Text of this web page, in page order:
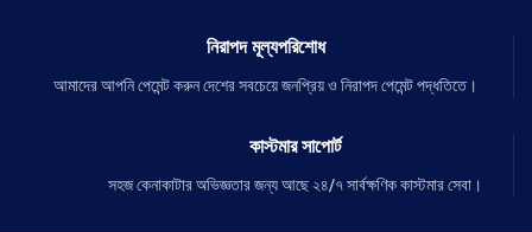
নিরাপদ মূল্যপরিশোধ
আমাদের আপনি পেমেন্ট করুন দেশের সবচেয়ে জনপ্রিয় ও নিরাপদ পেমেন্ট পদ্ধতিতে।
কাস্টমার সাপোর্ট
সহজ কেনাকাটার অভিজ্ঞতার জন্য আছে ২৪/৭ সার্বক্ষণিক কাস্টমার সেবা।